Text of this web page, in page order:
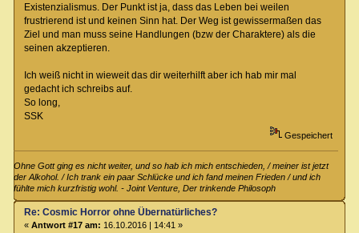
Existenzialismus. Der Punkt ist ja, dass das Leben bei weilen
frustrierend ist und keinen Sinn hat. Der Weg ist gewissermaßen das
Ziel und man muss seine Handlungen (bzw der Charaktere) als die
seinen akzeptieren.
Ich weiß nicht in wieweit das dir weiterhilft aber ich hab mir mal
gedacht ich schreibs auf.
So long,
SSK
Gespeichert
Ohne Gott ging es nicht weiter, und so hab ich mich entschieden, / meiner ist jetzt
der Alkohol. / Ich trank ein paar Schlücke und ich fand meinen Frieden / und ich
fühlte mich kurzfristig wohl. - Joint Venture, Der trinkende Philosoph
Re: Cosmic Horror ohne Übernatürliches?
« Antwort #17 am: 16.10.2016 | 14:41 »